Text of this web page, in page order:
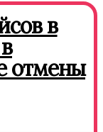
в
отмены